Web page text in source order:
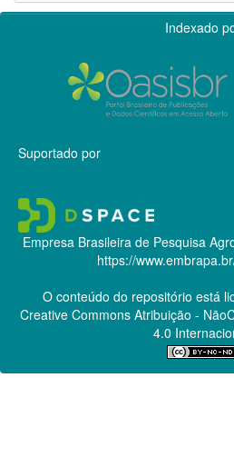
Indexado
Suportado por
Empresa Brasileira de Pesquisa
https://
O conteúdo do repositório está
Creative CommonsAtribuição -
4.0